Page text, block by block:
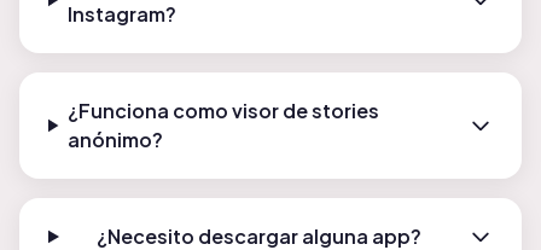
Instagram?
¿Funciona como visor de stories
anónimo?
¿Necesito descargar alguna app?